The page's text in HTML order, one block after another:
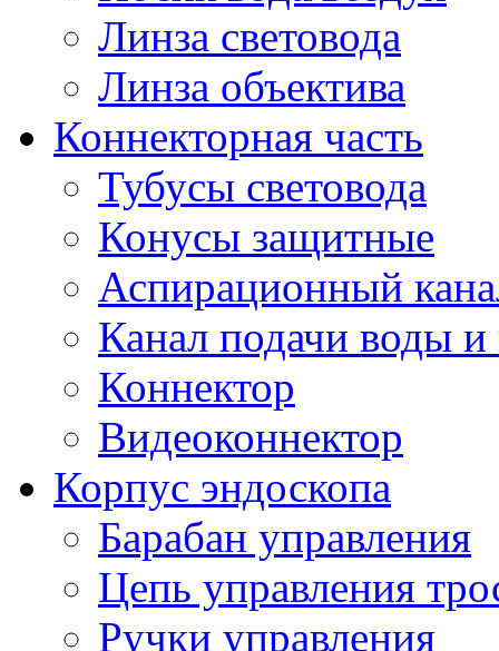
Линза световода
Линза объектива
Коннекторная часть
Тубусы световода
Конусы защитные
Аспирационный
Канал подачи воды и
Коннектор
Видеоконнектор
Корпус эндоскопа
Барабан управления
Цепь управления
Ручки управления